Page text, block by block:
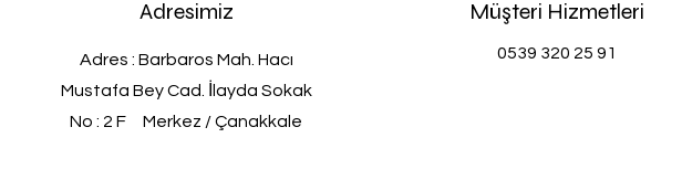
Adresimiz
Adres : Barbaros Mah. Hacı
Mustafa Bey Cad. İlayda Sokak
No : 2 F Merkez / Çanakkale
Müşteri Hizmetleri
0539 320 25 91